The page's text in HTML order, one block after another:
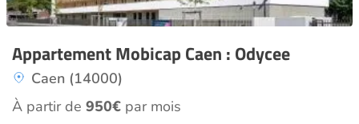
Appartement Mobicap Caen : Odycee
Caen (14000)
À partir de 950€ par mois